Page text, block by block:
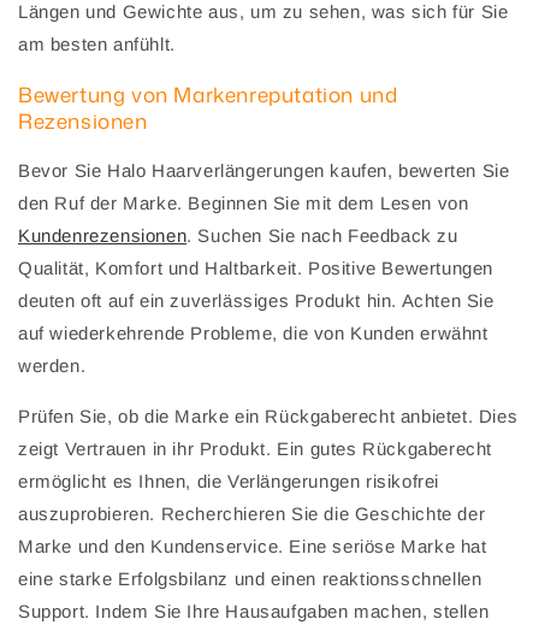
Längen und Gewichte aus, um zu sehen, was sich für Sie
am besten anfühlt.
Bewertung von Markenreputation und
Rezensionen
Bevor Sie Halo Haarverlängerungen kaufen, bewerten Sie
den Ruf der Marke. Beginnen Sie mit dem Lesen von
Kundenrezensionen. Suchen Sie nach Feedback zu
Qualität, Komfort und Haltbarkeit. Positive Bewertungen
deuten oft auf ein zuverlässiges Produkt hin. Achten Sie
auf wiederkehrende Probleme, die von Kunden erwähnt
werden.
Prüfen Sie, ob die Marke ein Rückgaberecht anbietet. Dies
zeigt Vertrauen in ihr Produkt. Ein gutes Rückgaberecht
ermöglicht es Ihnen, die Verlängerungen risikofrei
auszuprobieren. Recherchieren Sie die Geschichte der
Marke und den Kundenservice. Eine seriöse Marke hat
eine starke Erfolgsbilanz und einen reaktionsschnellen
Support. Indem Sie Ihre Hausaufgaben machen, stellen